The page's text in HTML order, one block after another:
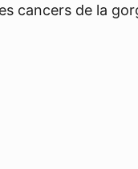
cancers de la